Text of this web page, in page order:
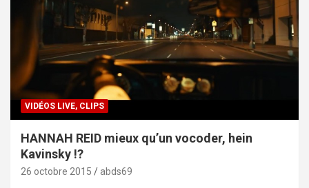
VIDÉOS LIVE, CLIPS
HANNAH REID mieux qu’un vocoder, hein
Kavinsky !?
26 octobre 2015 abds69